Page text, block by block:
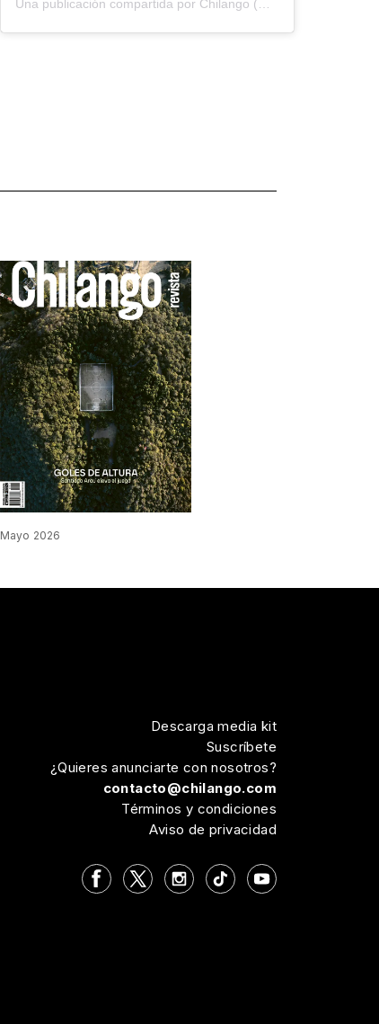
Una publicación compartida por Chilango (@chilangocom)
Mayo 2026
Descarga media kit
Suscríbete
¿Quieres anunciarte con nosotros?
contacto@chilango.com
Términos y condiciones
Aviso de privacidad